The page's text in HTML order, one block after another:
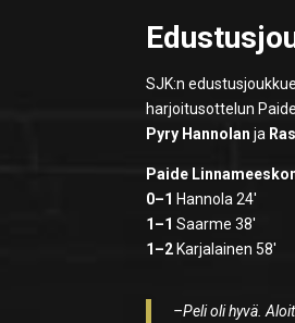
SJK:n
harjoitusottelun
Pyry Hannolan ja
Paide
0–1 Hannola 24′
1–1 Saarme 38′
1–2 Karjalainen 58′
–Peli oli hyvä.